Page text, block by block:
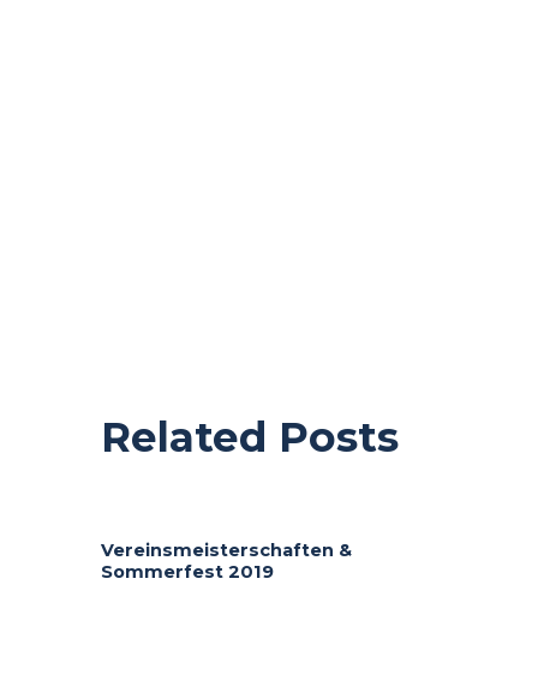
Related Posts
Vereinsmeisterschaften &
Sommerfest 2019